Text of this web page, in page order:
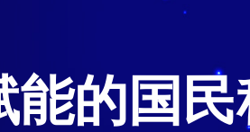
能的国